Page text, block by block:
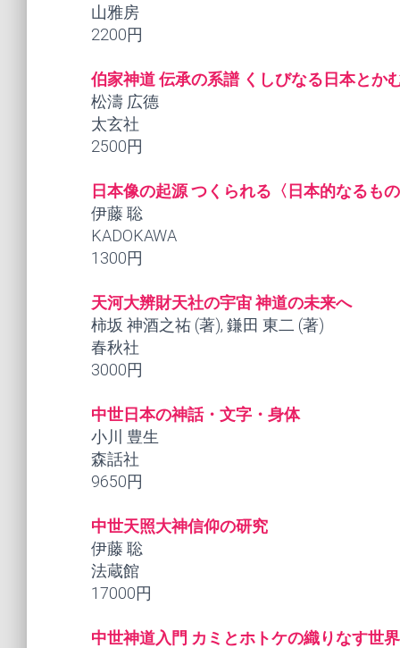
山雅房
2200円
伯家神道 伝承の系譜 くしびなる日本とか
松濤 広德
太玄社
2500円
日本像の起源 つくられる〈日本的なるも
伊藤 聡
KADOKAWA
1300円
天河大辨財天社の宇宙 神道の未来へ
柿坂 神酒之祐 (著), 鎌田 東二 (著)
春秋社
3000円
中世日本の神話・文字・身体
小川 豊生
森話社
9650円
中世天照大神信仰の研究
伊藤 聡
法蔵館
17000円
中世神道入門 カミとホトケの織りなす世界